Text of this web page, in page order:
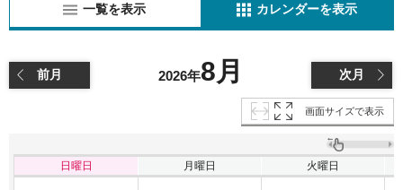
一覧を表示 カレンダーを表示
前月 2026年8月 次月
画面サイズで表示
日曜日 月曜日 火曜日